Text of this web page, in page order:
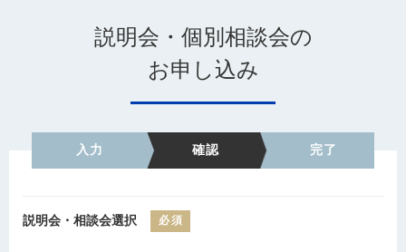
説明会・個別相談会の
お申し込み
入力 確認 完了
説明会・相談会選択 必須